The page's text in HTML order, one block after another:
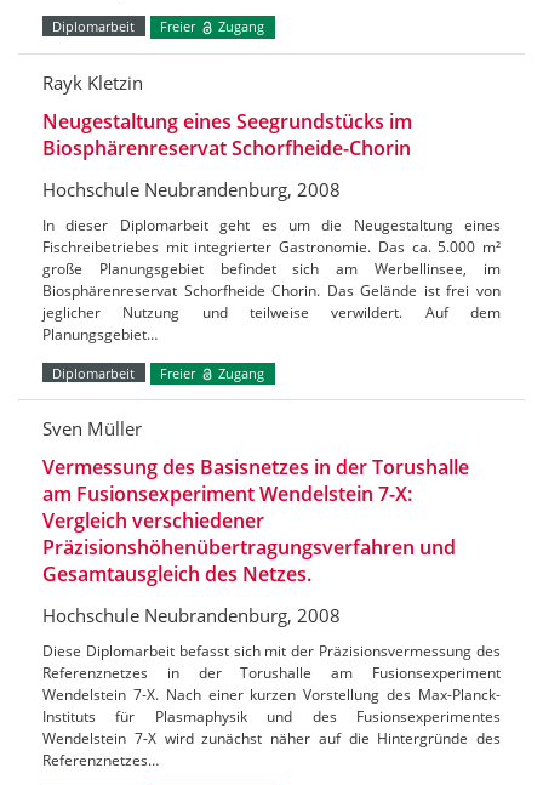
Diplomarbeit Freier Zugang
Rayk Kletzin
Neugestaltung eines Seegrundstücks im
Biosphärenreservat Schorfheide-Chorin
Hochschule Neubrandenburg, 2008
In dieser Diplomarbeit geht es um die Neugestaltung eines
Fischreibetriebes mit integrierter Gastronomie. Das ca. 5.000 m²
große Planungsgebiet befindet sich am Werbellinsee, im
Biosphärenreservat Schorfheide Chorin. Das Gelände ist frei von
jeglicher Nutzung und teilweise verwildert. Auf dem
Planungsgebiet…
Diplomarbeit Freier Zugang
Sven Müller
Vermessung des Basisnetzes in der Torushalle
am Fusionsexperiment Wendelstein 7-X:
Vergleich verschiedener
Präzisionshöhenübertragungsverfahren und
Gesamtausgleich des Netzes.
Hochschule Neubrandenburg, 2008
Diese Diplomarbeit befasst sich mit der Präzisionsvermessung des
Referenznetzes in der Torushalle am Fusionsexperiment
Wendelstein 7-X. Nach einer kurzen Vorstellung des Max-Planck-
Instituts für Plasmaphysik und des Fusionsexperimentes
Wendelstein 7-X wird zunächst näher auf die Hintergründe des
Referenznetzes…